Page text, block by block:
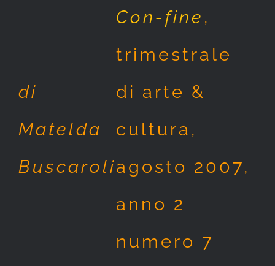
di
Matelda
Buscaroli
Con-fine ,
trimestrale
di arte &
cultura,
agosto 2007,
anno 2
numero 7